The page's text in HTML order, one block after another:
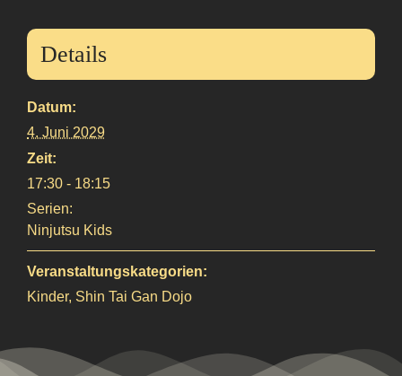
Details
Datum:
4. Juni 2029
Zeit:
17:30 - 18:15
Serien:
Ninjutsu Kids
Veranstaltungskategorien:
Kinder, Shin Tai Gan Dojo